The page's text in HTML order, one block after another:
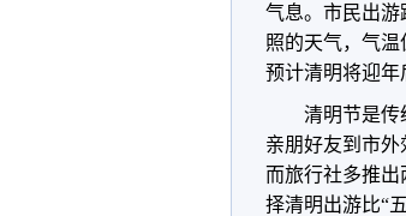
气息。市民出
照的天气，气温
预计清明将迎年
清明节是传
亲朋好友到市
而旅行社多推
择清明出游比“